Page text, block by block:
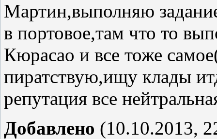
Мартин,выполняю
в портовое,там что то
Кюрасао и все тоже
пиратствую,ищу клады
репутация все
Добавлено (10.10.2013,